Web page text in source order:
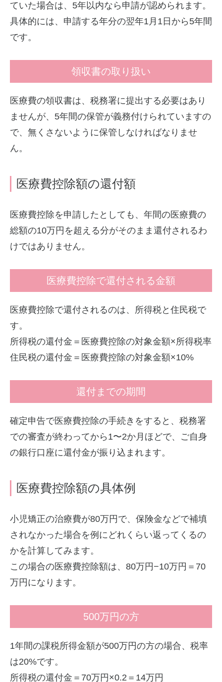
ていた場合は、5年以内なら申請が認められます。
具体的には、申請する年分の翌年1月1日から5年間
です。
領収書の取り扱い
医療費の領収書は、税務署に提出する必要はあり
ませんが、5年間の保管が義務付けられていますの
で、無くさないように保管しなければなりませ
ん。
医療費控除額の還付額
医療費控除を申請したとしても、年間の医療費の
総額の10万円を超える分がそのまま還付されるわ
けではありません。
医療費控除で還付される金額
医療費控除で還付されるのは、所得税と住民税で
す。
所得税の還付金＝医療費控除の対象金額×所得税率
住民税の還付金＝医療費控除の対象金額×10%
還付までの期間
確定申告で医療費控除の手続きをすると、税務署
での審査が終わってから1〜2か月ほどで、ご自身
の銀行口座に還付金が振り込まれます。
医療費控除額の具体例
小児矯正の治療費が80万円で、保険金などで補填
されなかった場合を例にどれくらい返ってくるの
かを計算してみます。
この場合の医療費控除額は、80万円−10万円＝70
万円になります。
500万円の方
1年間の課税所得金額が500万円の方の場合、税率
は20%です。
所得税の還付金＝70万円×0.2＝14万円